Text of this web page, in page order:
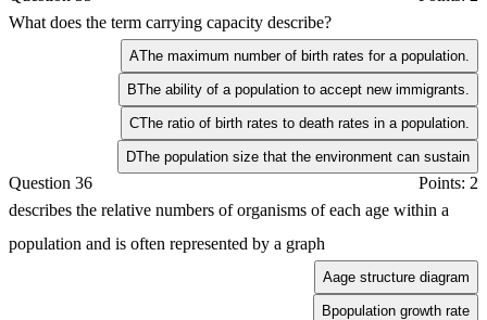
What does the term carrying capacity describe?
AThe maximum number of birth rates for a population.
BThe ability of a population to accept new immigrants.
CThe ratio of birth rates to death rates in a population.
DThe population size that the environment can sustain
Question 36
Points: 2
describes the relative numbers of organisms of each age within a
population and is often represented by a graph
Aage structure diagram
Bpopulation growth rate